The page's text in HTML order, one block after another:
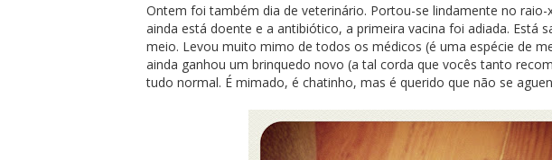
Ontem foi também dia de veterinário. Portou-se lindamente no raio-
ainda está doente e a antibiótico, a primeira vacina foi adiada. Está
meio. Levou muito mimo de todos os médicos (é uma espécie de
ainda ganhou um brinquedo novo (a tal corda que vocês tanto
tudo normal. É mimado, é chatinho, mas é querido que não se